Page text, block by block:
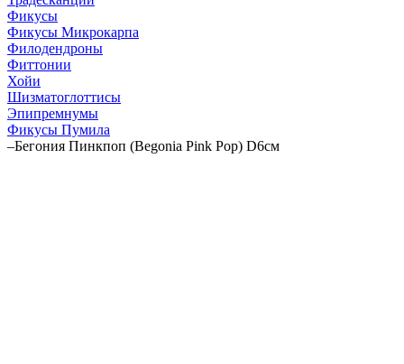
Фикусы
Фикусы Микрокарпа
Филодендроны
Фиттонии
Хойи
Шизматоглоттисы
Эпипремнумы
Фикусы Пумила
–Бегония Пинкпоп (Begonia Pink Pop) D6см